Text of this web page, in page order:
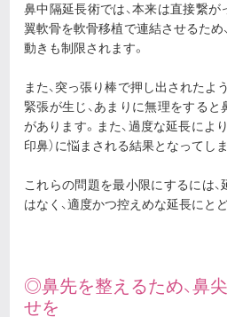
鼻中隔延長術では、本来は直接繋
翼軟骨を軟骨移植で連結させるため
動きも制限されます。
また、突っ張り棒で押し出されたよ
緊張が生じ、あまりに無理をする
があります。また、過度な延長によ
印鼻）に悩まされる結果となってし
これらの問題を最小限にするには
はなく、適度かつ控えめな延長にと
◎鼻先を整えるため、鼻
せを